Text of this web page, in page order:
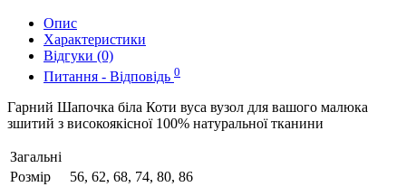
Опис
Характеристики
Відгуки (0)
Питання - Відповідь 0
Гарний Шапочка біла Коти вуса вузол для вашого малюка
зшитий з високоякісної 100% натуральної тканини
Загальні
Розмір
56, 62, 68, 74, 80, 86